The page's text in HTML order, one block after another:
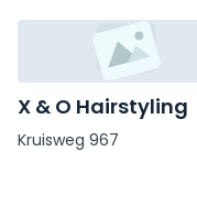
X & O Hairstyling
Kruisweg 967